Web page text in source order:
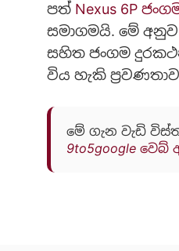
පත් Nexus 6P
සමාගමයි. මේ
සහිත ජංගම
විය හැකි
මේ ගැන වැඩි
9to5google වෙබ්